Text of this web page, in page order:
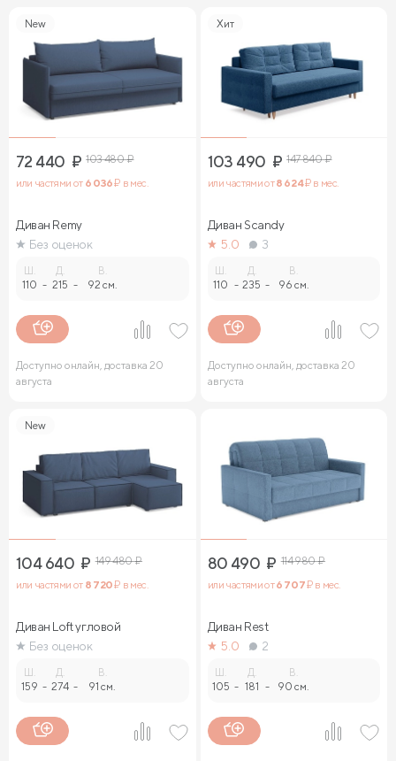
New
72 440 ₽ 103 480₽
или частями от 6 036₽ в мес.
Диван Remy
Без оценок
110 -
Д.
215 -
В.
92 см.
Доступно онлайн, доставка 20
августа
Хит
103 490 ₽ 147 840₽
или частями от8 624₽ в мес.
Диван Sсandy
5.0
3
110 -
Д.
235 -
В.
96 см.
Доступно онлайн, доставка 20
августа
New
104 640 ₽ 149 480₽
или частями от 8 720₽ в мес.
Диван Loft угловой
Без оценок
159 -
Д.
274 -
В.
91 см.
80 490 ₽ 114 980₽
или частями от6 707₽ в мес.
Диван Rest
5.0
2
105 -
Д.
181 -
В.
90 см.